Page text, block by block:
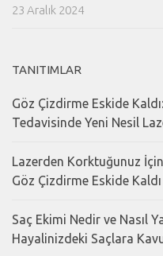
23 Aralık 2024
TANITIMLAR
Göz Çizdirme Eskide
Tedavisinde Yeni Nesil
Lazerden Korktuğunuz
Göz Çizdirme Eskide Kaldı
Saç Ekimi Nedir ve Nasıl
Hayalinizdeki Saçlara